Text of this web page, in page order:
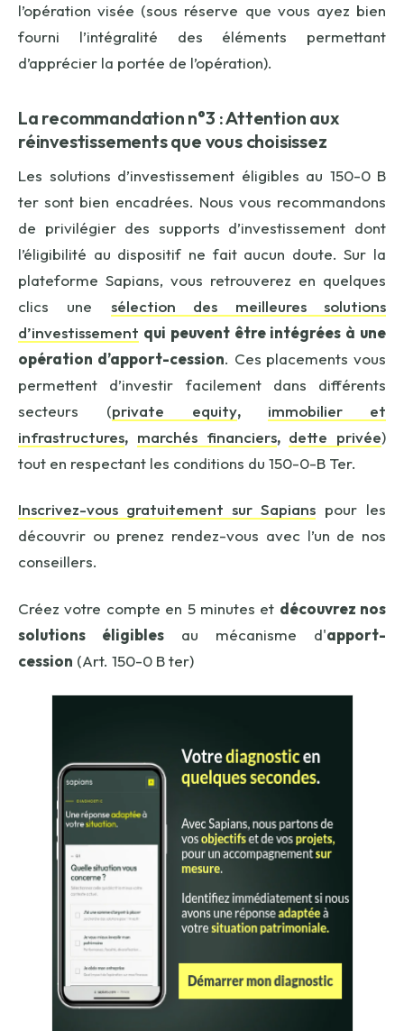
l’opération visée (sous réserve que vous ayez bien
fourni l’intégralité des éléments permettant
d’apprécier la portée de l’opération).
La recommandation n°3 : Attention aux
réinvestissements que vous choisissez
Les solutions d’investissement éligibles au 150-0 B
ter sont bien encadrées. Nous vous recommandons
de privilégier des supports d’investissement dont
l’éligibilité au dispositif ne fait aucun doute. Sur la
plateforme Sapians, vous retrouverez en quelques
clics une sélection des meilleures solutions
d’investissement qui peuvent être intégrées à une
opération d’apport-cession. Ces placements vous
permettent d’investir facilement dans différents
secteurs (private equity, immobilier et
infrastructures, marchés financiers, dette privée)
tout en respectant les conditions du 150-0-B Ter.
Inscrivez-vous gratuitement sur Sapians pour les
découvrir ou prenez rendez-vous avec l’un de nos
conseillers.
Créez votre compte en 5 minutes et découvrez nos
solutions éligibles au mécanisme d'apport-
cession (Art. 150-0 B ter)